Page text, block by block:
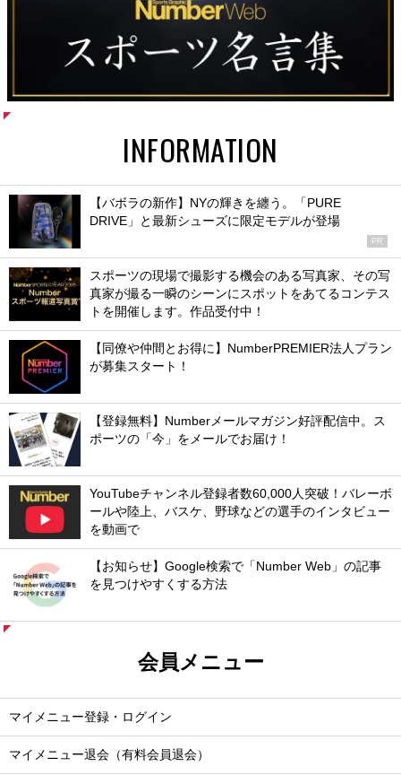
INFORMATION
【バボラの新作】NYの輝きを纏う。「PURE
DRIVE」と最新シューズに限定モデルが登場
PR
スポーツの現場で撮影する機会のある写真家、その写
真家が撮る一瞬のシーンにスポットをあてるコンテス
トを開催します。作品受付中！
【同僚や仲間とお得に】NumberPREMIER法人プラン
が募集スタート！
【登録無料】Numberメールマガジン好評配信中。ス
ポーツの「今」をメールでお届け！
YouTubeチャンネル登録者数60,000人突破！バレーボ
ールや陸上、バスケ、野球などの選手のインタビュー
を動画で
【お知らせ】Google検索で「Number Web」の記事
を見つけやすくする方法
会員メニュー
マイメニュー登録・ログイン
マイメニュー退会（有料会員退会）